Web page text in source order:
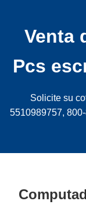
Venta
Pcs
Solicite su
5510989757,